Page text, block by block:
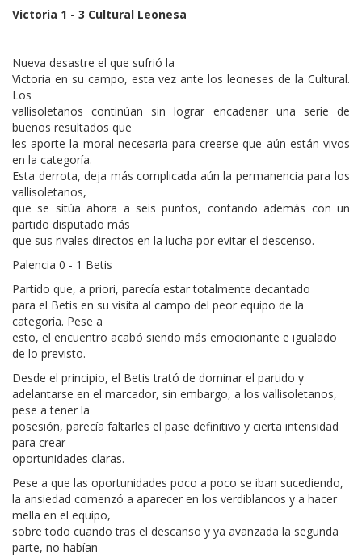
Victoria 1 - 3 Cultural Leonesa
Nueva desastre el que sufrió la
Victoria en su campo, esta vez ante los leoneses de la Cultural.
Los
vallisoletanos continúan sin lograr encadenar una serie de
buenos resultados que
les aporte la moral necesaria para creerse que aún están vivos
en la categoría.
Esta derrota, deja más complicada aún la permanencia para los
vallisoletanos,
que se sitúa ahora a seis puntos, contando además con un
partido disputado más
que sus rivales directos en la lucha por evitar el descenso.
Palencia 0 - 1 Betis
Partido que, a priori, parecía estar totalmente decantado
para el Betis en su visita al campo del peor equipo de la
categoría. Pese a
esto, el encuentro acabó siendo más emocionante e igualado
de lo previsto.
Desde el principio, el Betis trató de dominar el partido y
adelantarse en el marcador, sin embargo, a los vallisoletanos,
pese a tener la
posesión, parecía faltarles el pase definitivo y cierta intensidad
para crear
oportunidades claras.
Pese a que las oportunidades poco a poco se iban sucediendo,
la ansiedad comenzó a aparecer en los verdiblancos y a hacer
mella en el equipo,
sobre todo cuando tras el descanso y ya avanzada la segunda
parte, no habían